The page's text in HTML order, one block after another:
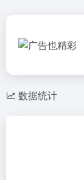
数据统计